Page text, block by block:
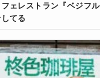
ェレストラン『ベジフル
てる